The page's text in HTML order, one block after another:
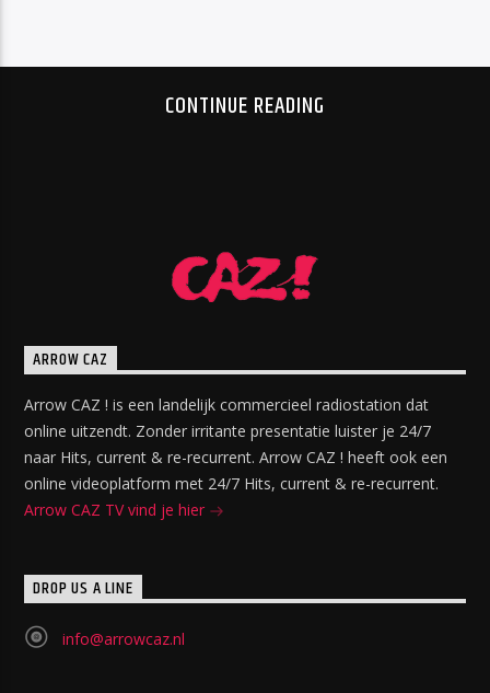
CONTINUE READING
ARROW CAZ
Arrow CAZ ! is een landelijk commercieel radiostation dat
online uitzendt. Zonder irritante presentatie luister je 24/7
naar Hits, current & re-recurrent. Arrow CAZ ! heeft ook een
online videoplatform met 24/7 Hits, current & re-recurrent.
Arrow CAZ TV vind je hier
DROP US A LINE
info@arrowcaz.nl